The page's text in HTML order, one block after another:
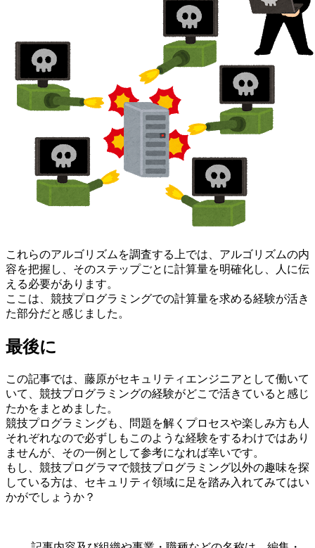
これらのアルゴリズムを調査する上では、アルゴリズムの内
容を把握し、そのステップごとに計算量を明確化し、人に伝
える必要があります。
ここは、競技プログラミングでの計算量を求める経験が活き
た部分だと感じました。
最後に
この記事では、藤原がセキュリティエンジニアとして働いて
いて、競技プログラミングの経験がどこで活きていると感じ
たかをまとめました。
競技プログラミングも、問題を解くプロセスや楽しみ方も人
それぞれなので必ずしもこのような経験をするわけではあり
ませんが、その一例として参考になれば幸いです。
もし、競技プログラマで競技プログラミング以外の趣味を探
している方は、セキュリティ領域に足を踏み入れてみてはい
かがでしょうか？